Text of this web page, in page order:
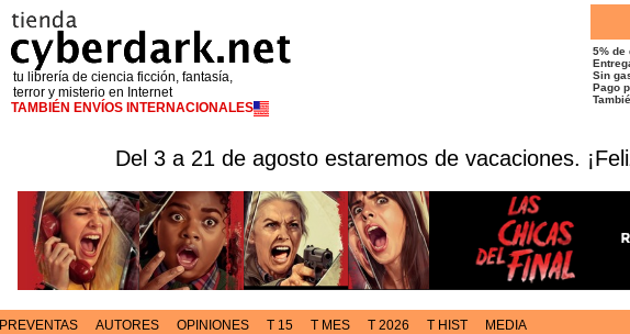
tu librería de ciencia ficción, fantasía,
terror y misterio en Internet
TAMBIÉN ENVÍOS INTERNACIONALES
5% de
Sin
Pago
Del 3 a 21 de agosto estaremos de vacaciones.
PREVENTAS AUTORES OPINIONES T 15 T MES T 2026 T HIST MEDIA